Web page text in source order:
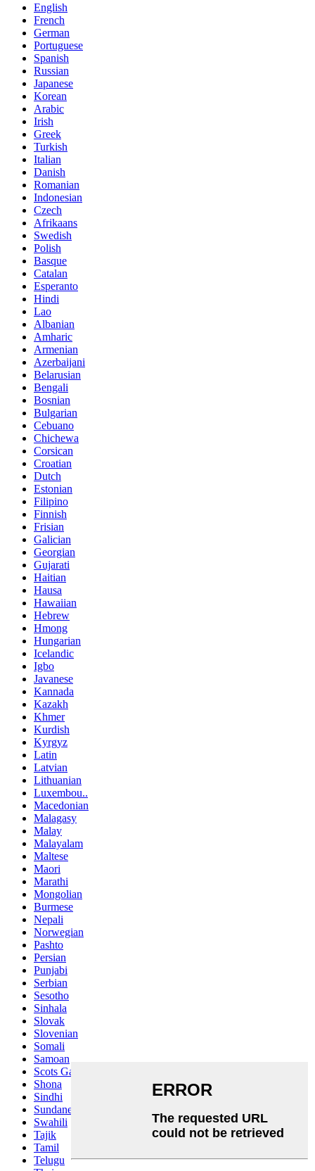
English
French
German
Portuguese
Spanish
Russian
Japanese
Korean
Arabic
Irish
Greek
Turkish
Italian
Danish
Romanian
Indonesian
Czech
Afrikaans
Swedish
Polish
Basque
Catalan
Esperanto
Hindi
Lao
Albanian
Amharic
Armenian
Azerbaijani
Belarusian
Bengali
Bosnian
Bulgarian
Cebuano
Chichewa
Corsican
Croatian
Dutch
Estonian
Filipino
Finnish
Frisian
Galician
Georgian
Gujarati
Haitian
Hausa
Hawaiian
Hebrew
Hmong
Hungarian
Icelandic
Igbo
Javanese
Kannada
Kazakh
Khmer
Kurdish
Kyrgyz
Latin
Latvian
Lithuanian
Luxembou..
Macedonian
Malagasy
Malay
Malayalam
Maltese
Maori
Marathi
Mongolian
Burmese
Nepali
Norwegian
Pashto
Persian
Punjabi
Serbian
Sesotho
Sinhala
Slovak
Slovenian
Somali
Samoan
Scots Gaelic
Shona
Sindhi
Sundanese
Swahili
Tajik
Tamil
Telugu